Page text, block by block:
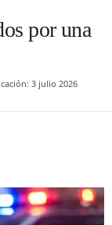
por una
3 julio 2026